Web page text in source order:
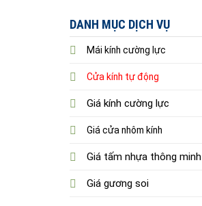
DANH MỤC DỊCH VỤ
Mái kính cường lực
Cửa kính tự động
Giá kính cường lực
Giá cửa nhôm kính
Giá tấm nhựa thông minh
Giá gương soi